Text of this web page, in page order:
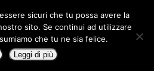
sicuri che tu possa avere la
sito. Se continui ad utilizzare
che tu ne sia felice.
Leggi di più